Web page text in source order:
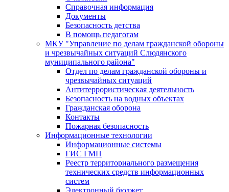
Справочная информация
Документы
Безопасность детства
В помощь педагогам
МКУ "Управление по делам гражданской обороны
и чрезвычайных ситуаций Слюдянского
муниципального района"
Отдел по делам гражданской обороны и
чрезвычайных ситуаций
Антитеррористическая деятельность
Безопасность на водных объектах
Гражданская оборона
Контакты
Пожарная безопасность
Информационные технологии
Информационные системы
ГИС ГМП
Реестр территориального размещения
технических средств информационных
систем
Электронный бюджет